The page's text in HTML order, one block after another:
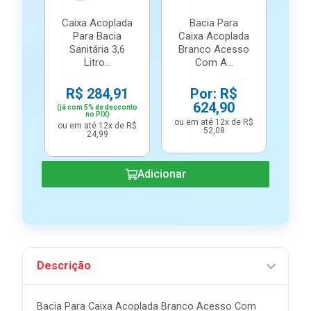
Caixa Acoplada
Para Bacia
Sanitária 3,6
Litro...
R$ 284,91
(já com 5% de desconto
no PIX)
ou em até 12x de R$
24,99
Bacia Para
Caixa Acoplada
Branco Acesso
Com A...
Por: R$
624,90
ou em até 12x de R$
52,08
Adicionar
Descrição
Bacia Para Caixa Acoplada Branco Acesso Com